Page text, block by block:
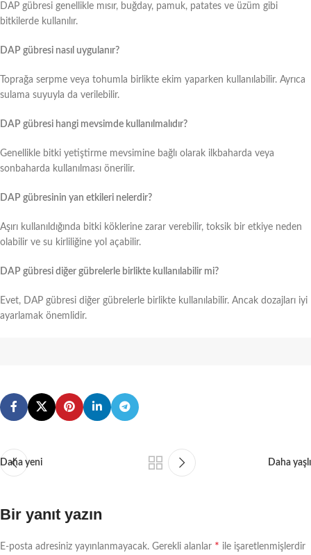
DAP gübresi genellikle mısır, buğday, pamuk, patates ve üzüm gibi
bitkilerde kullanılır.
DAP gübresi nasıl uygulanır?
Toprağa serpme veya tohumla birlikte ekim yaparken kullanılabilir. Ayrıca
sulama suyuyla da verilebilir.
DAP gübresi hangi mevsimde kullanılmalıdır?
Genellikle bitki yetiştirme mevsimine bağlı olarak ilkbaharda veya
sonbaharda kullanılması önerilir.
DAP gübresinin yan etkileri nelerdir?
Aşırı kullanıldığında bitki köklerine zarar verebilir, toksik bir etkiye neden
olabilir ve su kirliliğine yol açabilir.
DAP gübresi diğer gübrelerle birlikte kullanılabilir mi?
Evet, DAP gübresi diğer gübrelerle birlikte kullanılabilir. Ancak dozajları iyi
ayarlamak önemlidir.
Daha yeni Daha yaşlı
Bir yanıt yazın
E-posta adresiniz yayınlanmayacak. Gerekli alanlar * ile işaretlenmişlerdir